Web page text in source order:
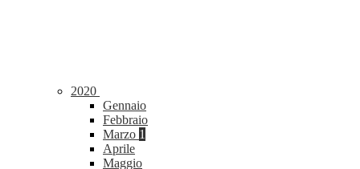
2020
Gennaio
Febbraio
Marzo 1
Aprile
Maggio